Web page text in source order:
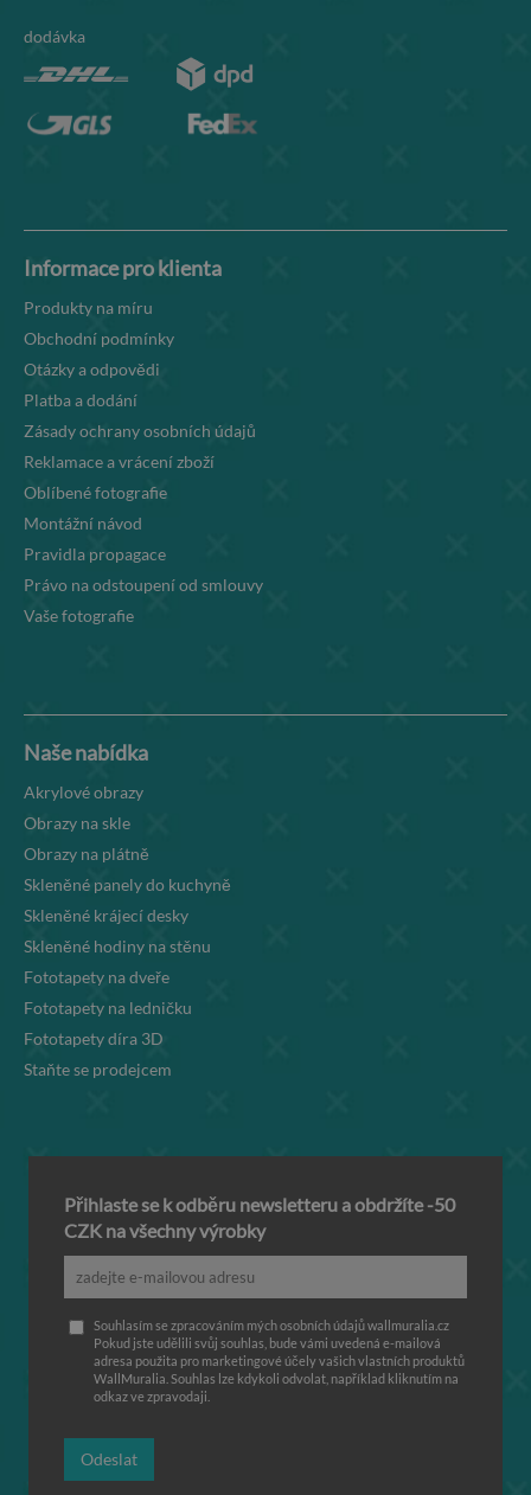
dodávka
Informace pro klienta
Produkty na míru
Obchodní podmínky
Otázky a odpovědi
Platba a dodání
Zásady ochrany osobních údajů
Reklamace a vrácení zboží
Oblíbené fotografie
Montážní návod
Pravidla propagace
Právo na odstoupení od smlouvy
Vaše fotografie
Naše nabídka
Akrylové obrazy
Obrazy na skle
Obrazy na plátně
Skleněné panely do kuchyně
Skleněné krájecí desky
Skleněné hodiny na stěnu
Fototapety na dveře
Fototapety na ledničku
Fototapety díra 3D
Staňte se prodejcem
Přihlaste se k odběru newsletteru a obdržíte -50
CZK na všechny výrobky
Souhlasím se zpracováním mých osobních údajů wallmuralia.cz
Pokud jste udělili svůj souhlas, bude vámi uvedená e-mailová
adresa použita pro marketingové účely vašich vlastních produktů
WallMuralia. Souhlas lze kdykoli odvolat, například kliknutím na
odkaz ve zpravodaji.
Odeslat